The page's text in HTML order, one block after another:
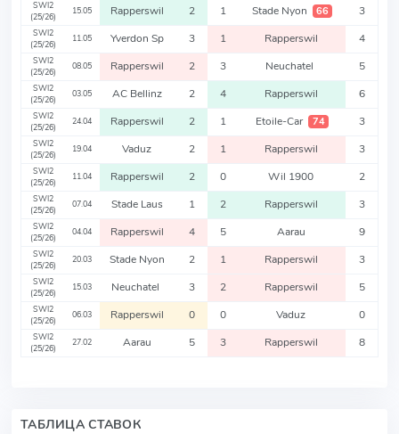
SWI2
(25/26)
15.05 Rapperswil 2 1 Stade Nyon 66 3
SWI2
(25/26)
11.05 Yverdon Sp 3 1 Rapperswil 4
SWI2
(25/26)
08.05 Rapperswil 2 3 Neuchatel 5
SWI2
(25/26)
03.05 AC Bellinz 2 4 Rapperswil 6
SWI2
(25/26)
24.04 Rapperswil 2 1 Etoile-Car 74 3
SWI2
(25/26)
19.04 Vaduz 2 1 Rapperswil 3
SWI2
(25/26)
11.04 Rapperswil 2 0 Wil 1900 2
SWI2
(25/26)
07.04 Stade Laus 1 2 Rapperswil 3
SWI2
(25/26)
04.04 Rapperswil 4 5 Aarau 9
SWI2
(25/26)
20.03 Stade Nyon 2 1 Rapperswil 3
SWI2
(25/26)
15.03 Neuchatel 3 2 Rapperswil 5
SWI2
(25/26)
06.03 Rapperswil 0 0 Vaduz 0
SWI2
(25/26)
27.02 Aarau 5 3 Rapperswil 8
ТАБЛИЦА СТАВОК